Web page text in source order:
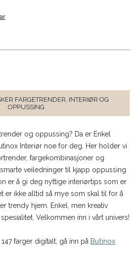
FARGETRENDER, INTERIØR OG
OPPUSSING
og oppussing? Da er Enkel
Interiør noe for deg. Her holder vi
fargekombinasjoner og
veiledninger til kjapp oppussing
er å gi deg nyttige interiørtips som er
er ikke alltid så mye som skal til for å
trendy hjem. Enkel, men kreativ
Velkommen inn i vårt univers!
farger digitalt, gå inn på Butinox